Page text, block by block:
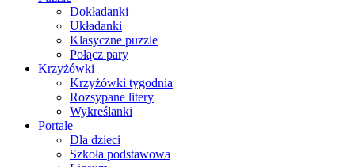
Dokładanki
Układanki
Klasyczne puzzle
Połącz pary
Krzyżówki
Krzyżówki tygodnia
Rozsypane litery
Wykreślanki
Portale
Dla dzieci
Szkoła podstawowa